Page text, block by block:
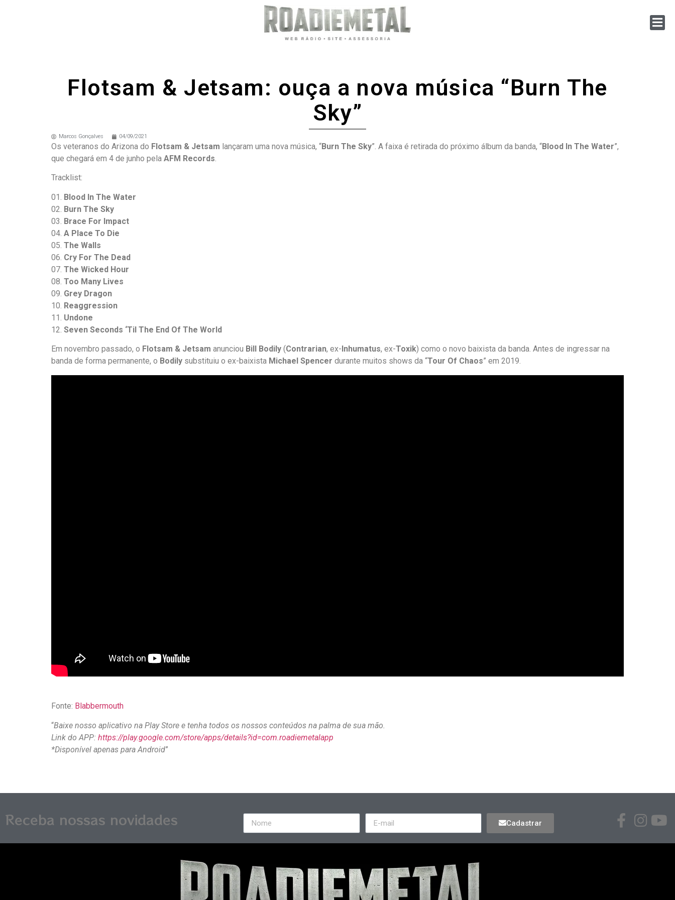
Flotsam & Jetsam: ouça a nova música “Burn The
Sky”
Marcos Gonçalves 04/09/2021
Os veteranos do Arizona do Flotsam & Jetsam lançaram uma nova música, “Burn The Sky”. A faixa é retirada do próximo álbum da banda, “Blood In The Water”,
que chegará em 4 de junho pela AFM Records.
Tracklist:
01. Blood In The Water
02. Burn The Sky
03. Brace For Impact
04. A Place To Die
05. The Walls
06. Cry For The Dead
07. The Wicked Hour
08. Too Many Lives
09. Grey Dragon
10. Reaggression
11. Undone
12. Seven Seconds ‘Til The End Of The World
Em novembro passado, o Flotsam & Jetsam anunciou Bill Bodily (Contrarian, ex- Inhumatus, ex-Toxik) como o novo baixista da banda. Antes de ingressar na
banda de forma permanente, o Bodily substituiu o ex-baixista Michael Spencer durante muitos shows da “Tour Of Chaos” em 2019.
Fonte: Blabbermouth
“Baixe nosso aplicativo na Play Store e tenha todos os nossos conteúdos na palma de sua mão.
Link do APP: https://play.google.com/store/apps/details?id=com.roadiemetalapp
*Disponível apenas para Android”
Receba nossas novidades Cadastrar